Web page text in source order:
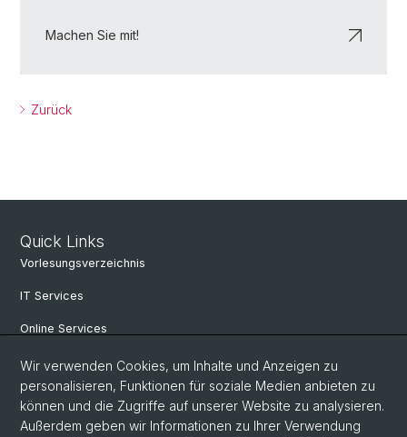
Machen Sie mit!
Zurück
Quick Links
Vorlesungsverzeichnis
IT Services
Online Services
Personensuche
PhD Programm
Dokumente & Links
Wir verwenden Cookies, um Inhalte und Anzeigen zu
personalisieren, Funktionen für soziale Medien anbieten zu
können und die Zugriffe auf unserer Website zu analysieren.
Außerdem geben wir Informationen zu Ihrer Verwendung